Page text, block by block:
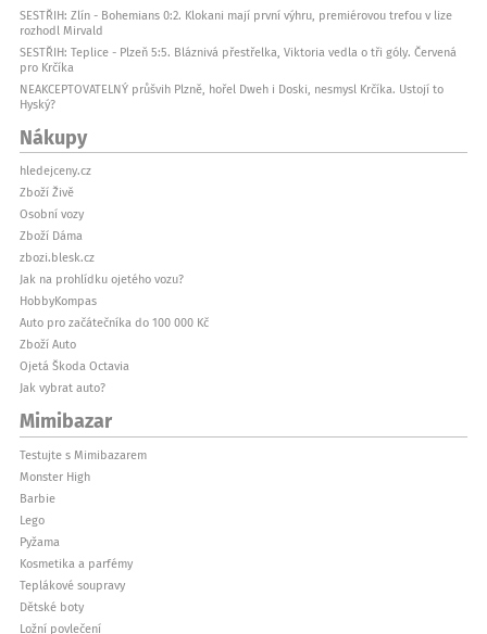
SESTŘIH: Zlín - Bohemians 0:2. Klokani mají první výhru, premiérovou trefou v lize
rozhodl Mirvald
SESTŘIH: Teplice - Plzeň 5:5. Bláznivá přestřelka, Viktoria vedla o tři góly. Červená
pro Krčíka
NEAKCEPTOVATELNÝ průšvih Plzně, hořel Dweh i Doski, nesmysl Krčíka. Ustojí to
Hyský?
Nákupy
hledejceny.cz
Zboží Živě
Osobní vozy
Zboží Dáma
zbozi.blesk.cz
Jak na prohlídku ojetého vozu?
HobbyKompas
Auto pro začátečníka do 100 000 Kč
Zboží Auto
Ojetá Škoda Octavia
Jak vybrat auto?
Mimibazar
Testujte s Mimibazarem
Monster High
Barbie
Lego
Pyžama
Kosmetika a parfémy
Teplákové soupravy
Dětské boty
Ložní povlečení